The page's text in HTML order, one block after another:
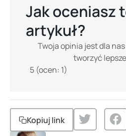
Jak oceniasz
artykuł?
Twoja opinia jest dla
tworzyć
5 (ocen: 1)
Kopiuj link